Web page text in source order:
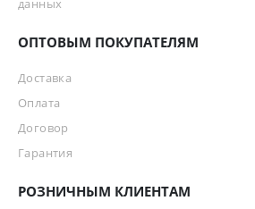
данных
ОПТОВЫМ ПОКУПАТЕЛЯМ
Доставка
Оплата
Договор
Гарантия
РОЗНИЧНЫМ КЛИЕНТАМ